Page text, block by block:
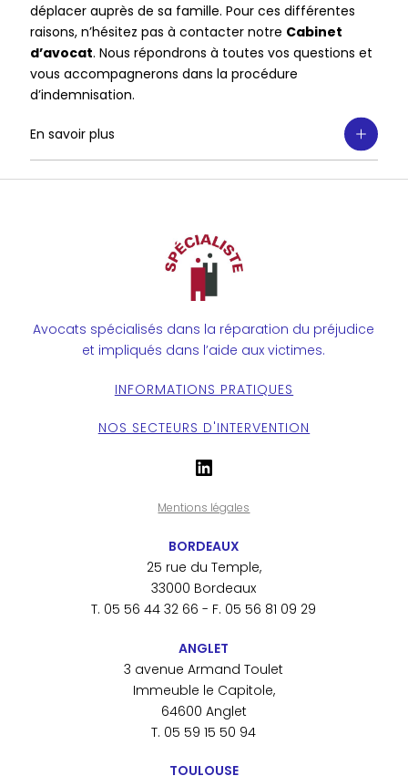
déplacer auprès de sa famille. Pour ces différentes
raisons, n’hésitez pas à contacter notre Cabinet
d’avocat. Nous répondrons à toutes vos questions et
vous accompagnerons dans la procédure
d’indemnisation.
En savoir plus
Avocats spécialisés dans la réparation du préjudice
et impliqués dans l’aide aux victimes.
INFORMATIONS PRATIQUES
NOS SECTEURS D'INTERVENTION
LinkedIn
Mentions légales
BORDEAUX
25 rue du Temple,
33000 Bordeaux
T. 05 56 44 32 66 - F. 05 56 81 09 29
ANGLET
3 avenue Armand Toulet
Immeuble le Capitole,
64600 Anglet
T. 05 59 15 50 94
TOULOUSE